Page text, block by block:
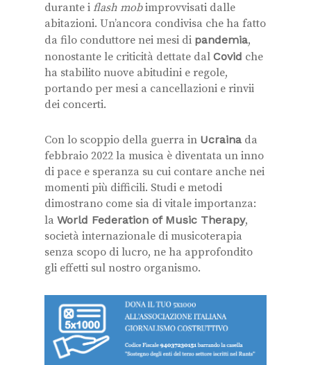
durante i flash mobimprovvisati dalle
abitazioni. Un’ancora condivisa che ha fatto
da filo conduttore nei mesi di pandemia,
nonostante le criticità dettate dal Covid che
ha stabilito nuove abitudini e regole,
portando per mesi a cancellazioni e rinvii
dei concerti.
Con lo scoppio della guerra in Ucraina da
febbraio 2022 la musica è diventata un inno
di pace e speranza su cui contare anche nei
momenti più difficili. Studi e metodi
dimostrano come sia di vitale importanza:
la World Federation of Music Therapy,
società internazionale di musicoterapia
senza scopo di lucro, ne ha approfondito
gli effetti sul nostro organismo.